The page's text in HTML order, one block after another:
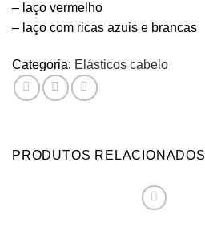
– laço vermelho
– laço com ricas azuis e brancas
Categoria: Elásticos cabelo
PRODUTOS RELACIONADOS